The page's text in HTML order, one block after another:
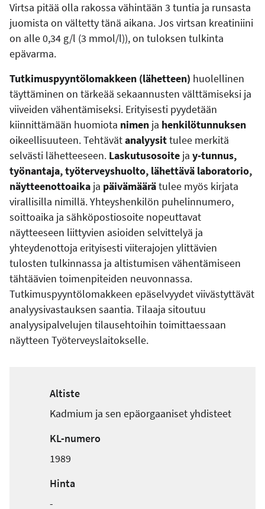
Virtsa pitää olla rakossa vähintään 3 tuntia ja runsasta
juomista on vältetty tänä aikana. Jos virtsan kreatiniini
on alle 0,34 g/l (3 mmol/l)), on tuloksen tulkinta
epävarma.
Tutkimuspyyntölomakkeen (lähetteen) huolellinen
täyttäminen on tärkeää sekaannusten välttämiseksi ja
viiveiden vähentämiseksi. Erityisesti pyydetään
kiinnittämään huomiota nimen ja henkilötunnuksen
oikeellisuuteen. Tehtävätanalyysittulee merkitä
selvästi lähetteeseen. Laskutusosoite ja y-tunnus,
työnantaja, työterveyshuolto, lähettävä laboratorio,
näytteenottoaika ja päivämäärätulee myös kirjata
virallisilla nimillä. Yhteyshenkilön puhelinnumero,
soittoaika ja sähköpostiosoite nopeuttavat
näytteeseen liittyvien asioiden selvittelyä ja
yhteydenottoja erityisesti viiterajojen ylittävien
tulosten tulkinnassa ja altistumisen vähentämiseen
tähtäävien toimenpiteiden neuvonnassa.
Tutkimuspyyntölomakkeen epäselvyydet viivästyttävät
analyysivastauksen saantia. Tilaaja sitoutuu
analyysipalvelujen tilausehtoihin toimittaessaan
näytteen Työterveyslaitokselle.
Altiste
Kadmium ja sen epäorgaaniset yhdisteet
KL-numero
1989
Hinta
-